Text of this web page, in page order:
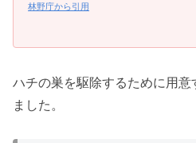
林野庁から引用
ハチの巣を駆除するために用
ました。